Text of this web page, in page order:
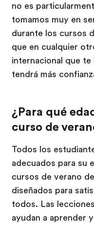
no es
tomamos muy en
durante los cursos
que en cualquier
internacional que
tendrá más
¿Para qué
curso de
Todos los
adecuados para su
cursos de verano
diseñados para
todos. Las
ayudan a aprender